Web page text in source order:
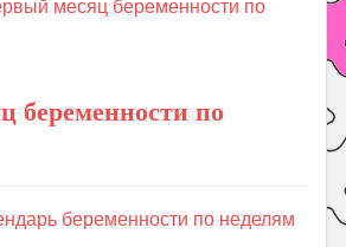
месяц беременности по
беременности по
беременности по неделям